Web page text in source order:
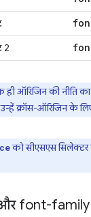
2
ऑरिजिन की नीति
क्रॉस-ऑरिजिन के
को सीएसएस सिलेक्टर
font-family